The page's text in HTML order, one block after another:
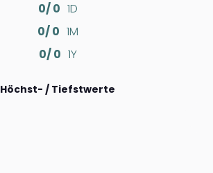
0/ 0 1D
0/ 0 1M
0/ 0 1Y
Höchst- / Tiefstwerte